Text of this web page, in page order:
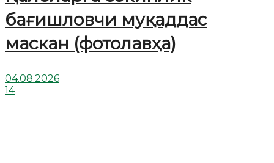
бағишловчи муқаддас
маскан (фотолавҳа)
04.08.2026
14